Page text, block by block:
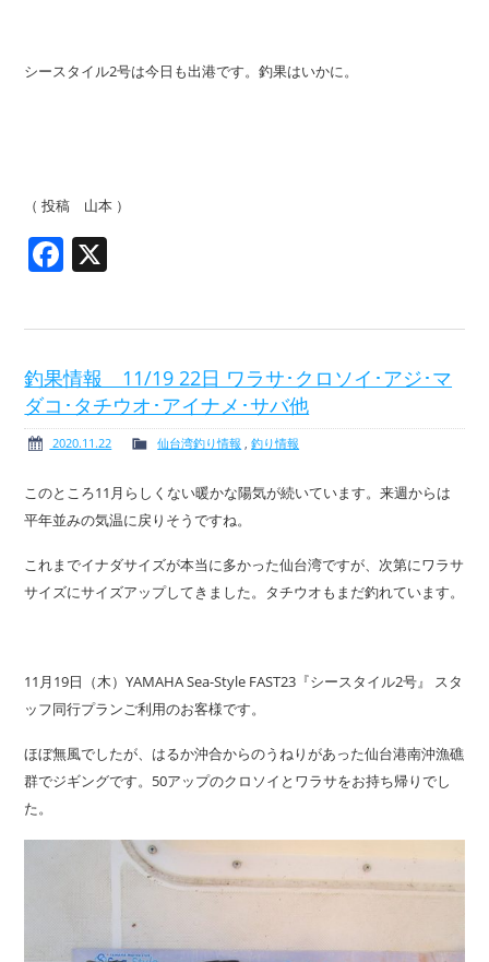
シースタイル2号は今日も出港です。釣果はいかに。
（ 投稿 山本 ）
Facebook
釣果情報 11/19 22日 ワラサ･クロソイ･アジ･マ
ダコ･タチウオ･アイナメ･サバ他
2020.11.22 仙台湾釣り情報 ,釣り情報
このところ11月らしくない暖かな陽気が続いています。来週からは
平年並みの気温に戻りそうですね。
これまでイナダサイズが本当に多かった仙台湾ですが、次第にワラサ
サイズにサイズアップしてきました。タチウオもまだ釣れています。
11月19日（木）YAMAHA Sea-Style FAST23『シースタイル2号』 スタ
ッフ同行プランご利用のお客様です。
ほぼ無風でしたが、はるか沖合からのうねりがあった仙台港南沖漁礁
群でジギングです。50アップのクロソイとワラサをお持ち帰りでし
た。